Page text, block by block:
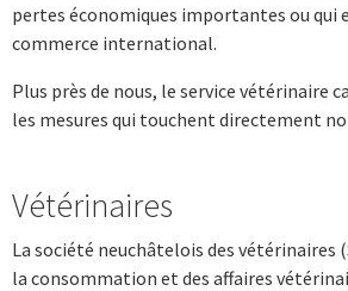
pertes économiques importantes ou qui
commerce international.
Plus près de nous, le service vétérinaire
les mesures qui touchent directement
Vétérinaires
La société neuchâtelois des vétérinaires
la consommation et des affaires